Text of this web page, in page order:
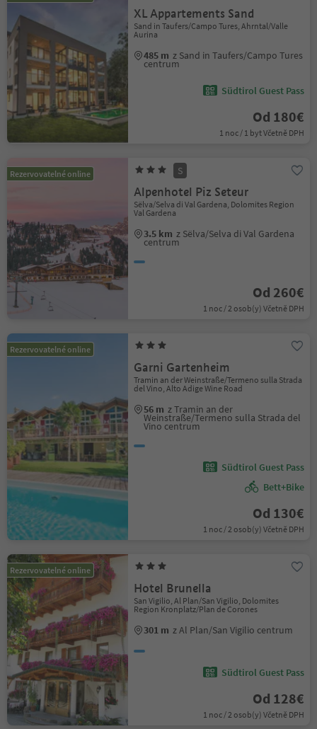
XL Appartements Sand
Sand in Taufers/Campo Tures, Ahrntal/Valle
Aurina
485 m z Sand in Taufers/Campo Tures
centrum
Südtirol Guest Pass
Od 180€
1 noc / 1 byt Včetně DPH
Rezervovatelné online S
Alpenhotel Piz Seteur
Sëlva/Selva di Val Gardena, Dolomites Region
Val Gardena
3.5 km z Sëlva/Selva di Val Gardena
centrum
Od 260€
1 noc / 2 osob(y) Včetně DPH
Rezervovatelné online
Garni Gartenheim
Tramin an der Weinstraße/Termeno sulla Strada
del Vino, Alto Adige Wine Road
56 m z Tramin an der
Weinstraße/Termeno sulla Strada del
Vino centrum
Südtirol Guest Pass
Bett+Bike
Od 130€
1 noc / 2 osob(y) Včetně DPH
Rezervovatelné online
Hotel Brunella
San Vigilio, Al Plan/San Vigilio, Dolomites
Region Kronplatz/Plan de Corones
301 m z Al Plan/San Vigilio centrum
Südtirol Guest Pass
Od 128€
1 noc / 2 osob(y) Včetně DPH